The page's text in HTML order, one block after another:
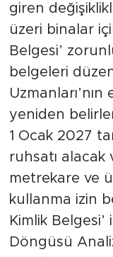
giren
üzeri binalar
Belgesi’
belgeleri
yeniden
1 Ocak 2027
ruhsatı alacak
metrekare ve
kullanma izin
Kimlik Belgesi’
Döngüsü